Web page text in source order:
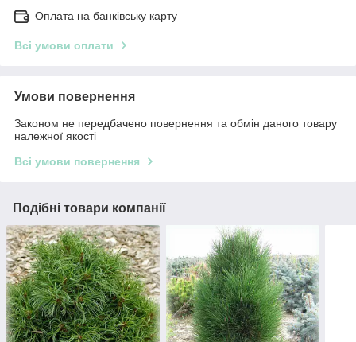
Оплата на банківську карту
Всі умови оплати
Умови повернення
Законом не передбачено повернення та обмін даного товару
належної якості
Всі умови повернення
Подібні товари компанії